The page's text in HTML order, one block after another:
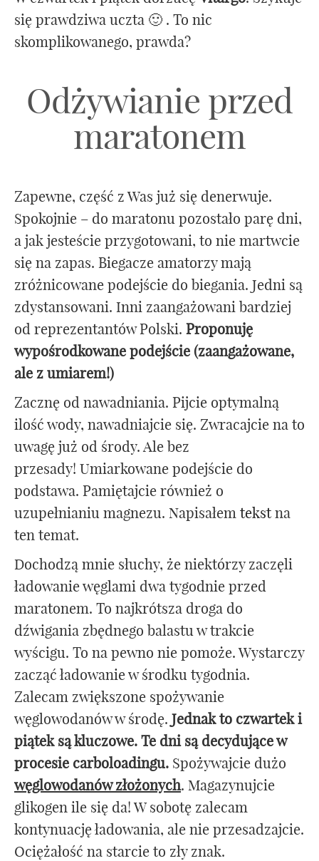
się prawdziwa uczta 🙂 . To nic
skomplikowanego, prawda?
Odżywianie przed
maratonem
Zapewne, część z Was już się denerwuje.
Spokojnie – do maratonu pozostało parę dni,
a jak jesteście przygotowani, to nie martwcie
się na zapas. Biegacze amatorzy mają
zróżnicowane podejście do biegania. Jedni są
zdystansowani. Inni zaangażowani bardziej
od reprezentantów Polski. Proponuję
wypośrodkowane podejście (zaangażowane,
ale z umiarem!)
Zacznę od nawadniania. Pijcie optymalną
ilość wody, nawadniajcie się. Zwracajcie na to
uwagę już od środy. Ale bez
przesady! Umiarkowane podejście do
podstawa. Pamiętajcie również o
uzupełnianiu magnezu. Napisałem tekstna
ten temat.
Dochodzą mnie słuchy, że niektórzy zaczęli
ładowanie węglami dwa tygodnie przed
maratonem. To najkrótsza droga do
dźwigania zbędnego balastu w trakcie
wyścigu. To na pewno nie pomoże. Wystarczy
zacząć ładowanie w środku tygodnia.
Zalecam zwiększone spożywanie
węglowodanów w środę. Jednak to czwartek i
piątek są kluczowe. Te dni są decydujące w
procesie carboloadingu. Spożywajcie dużo
węglowodanów złożonych. Magazynujcie
glikogen ile się da! W sobotę zalecam
kontynuację ładowania, ale nie przesadzajcie.
Ociężałość na starcie to zły znak.